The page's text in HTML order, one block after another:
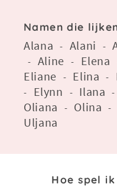
Namen die
Alana - Alani -
- Aline - Elena
Eliane - Elina -
- Elynn - Ilana -
Oliana - Olina -
Uljana
Hoe spel